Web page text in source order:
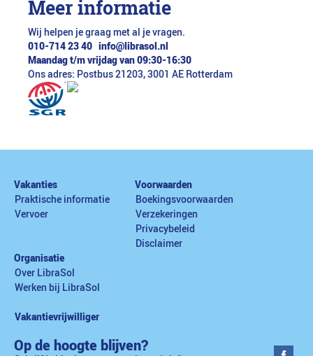
Meer informatie
Wij helpen je graag met al je vragen.
010-714 23 40 info@librasol.nl
Maandag t/m vrijdag van 09:30-16:30
Ons adres: Postbus 21203, 3001 AE Rotterdam
Vakanties
Praktische informatie
Vervoer
Voorwaarden
Boekingsvoorwaarden
Verzekeringen
Privacybeleid
Disclaimer
Organisatie
Over LibraSol
Werken bij LibraSol
Vakantievrijwilliger
Op de hoogte blijven?